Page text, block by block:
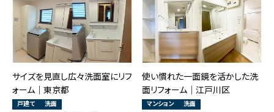
サイズを見直し広々洗面室にリフ
ォーム｜東京都
戸建て 洗面
使い慣れた一面鏡を活かした洗
面リフォーム｜江戸川区
マンション 洗面